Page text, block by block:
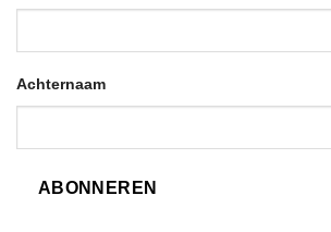
Achternaam
ABONNEREN